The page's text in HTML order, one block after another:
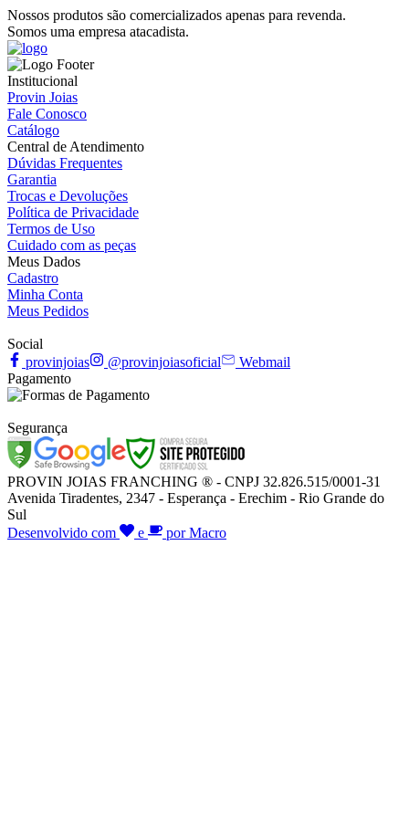
Nossos produtos são comercializados apenas para revenda.
Somos uma empresa atacadista.
Institucional
Provin Joias
Fale Conosco
Catálogo
Central de Atendimento
Dúvidas Frequentes
Garantia
Trocas e Devoluções
Política de Privacidade
Termos de Uso
Cuidado com as peças
Meus Dados
Cadastro
Minha Conta
Meus Pedidos
Social
provinjoias
@provinjoiasoficial
Webmail
Pagamento
Segurança
PROVIN JOIAS FRANCHING ® - CNPJ 32.826.515/0001-31
Avenida Tiradentes, 2347 - Esperança - Erechim - Rio Grande do
Sul
Desenvolvido com
e por Macro